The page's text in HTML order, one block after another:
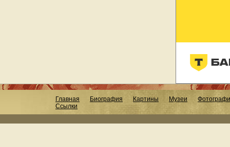
Главная Биография Картины Музеи
Ссылки